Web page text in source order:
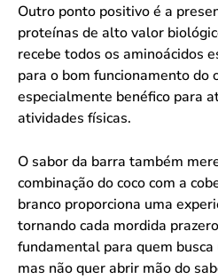
Outro ponto positivo é a
proteínas de alto valor
recebe todos os aminoácidos
para o bom funcionamento do
especialmente benéfico para
atividades físicas.
O sabor da barra também
combinação do coco com a
branco proporciona uma
tornando cada mordida
fundamental para quem
mas não quer abrir mão do